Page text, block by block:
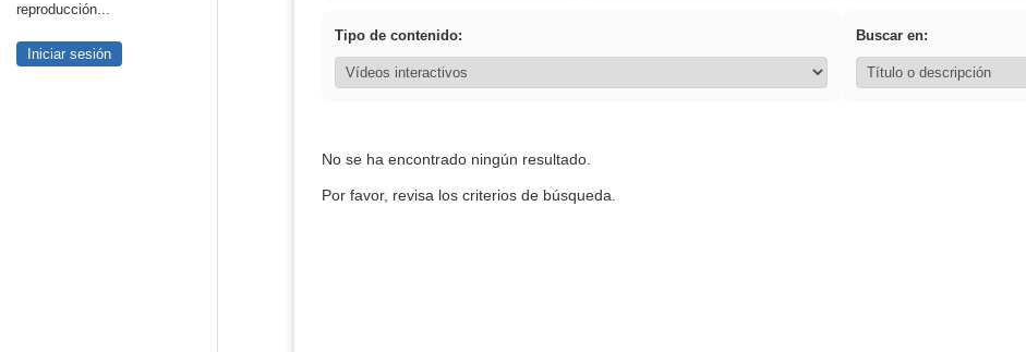
reproducción...
Iniciar sesión
Tipo de contenido: Buscar en:
No se ha encontrado ningún resultado.
Por favor, revisa los criterios de búsqueda.